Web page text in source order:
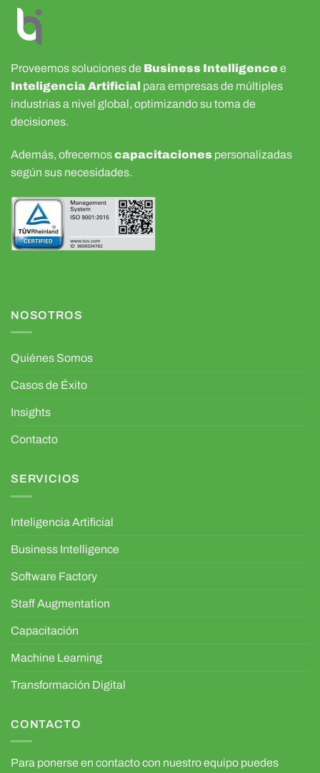
Proveemos soluciones de Business Intelligence e
Inteligencia Artificial para empresas de múltiples
industrias a nivel global, optimizando su toma de
decisiones.
Además, ofrecemoscapacitaciones personalizadas
según sus necesidades.
NOSOTROS
Quiénes Somos
Casos de Éxito
Insights
Contacto
SERVICIOS
Inteligencia Artificial
Business Intelligence
Software Factory
Staff Augmentation
Capacitación
Machine Learning
Transformación Digital
CONTACTO
Para ponerse en contacto con nuestro equipo puedes